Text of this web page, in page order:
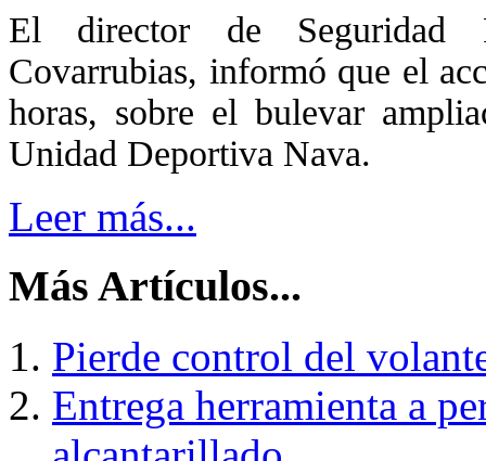
El director de Seguridad
Covarrubias, informó que el
horas, sobre el bulevar
Unidad Deportiva Nava.
Leer más...
Más Artículos...
Pierde control del
Entrega herramienta a